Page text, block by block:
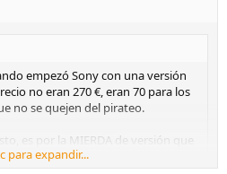
empezó Sony con una versión
no eran 270 €, eran 70 para los
no se quejen del pirateo.
es por la MIERDA de versión que
para expandir...
para expandir...